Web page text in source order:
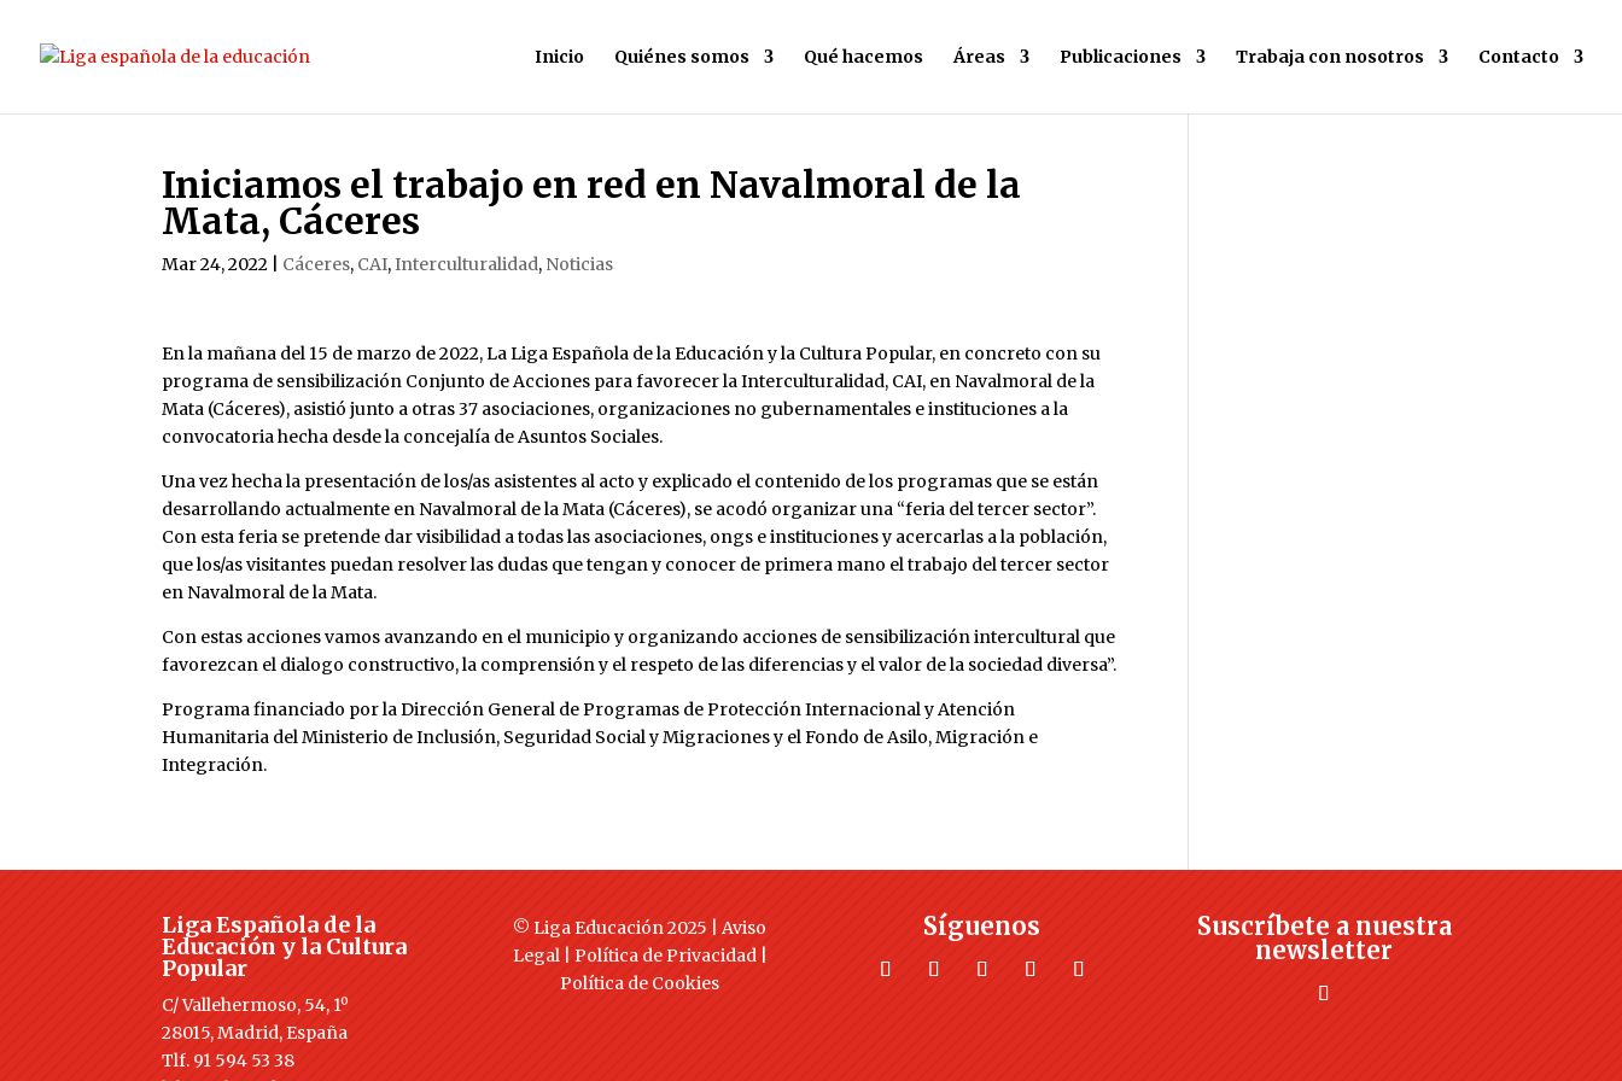
Inicio Quiénes somos Qué hacemos Áreas Publicaciones Trabaja con nosotros Contacto
Iniciamos el trabajo en red en Navalmoral de la
Mata, Cáceres
Mar 24, 2022 Cáceres, CAI,Interculturalidad, Noticias
En la mañana del 15 de marzo de 2022, La Liga Española de la Educación y la Cultura Popular, en concreto con su
programa de sensibilización Conjunto de Acciones para favorecer la Interculturalidad, CAI, en Navalmoral de la
Mata (Cáceres), asistió junto a otras 37 asociaciones, organizaciones no gubernamentales e instituciones a la
convocatoria hecha desde la concejalía de Asuntos Sociales.
Una vez hecha la presentación de los/as asistentes al acto y explicado el contenido de los programas que se están
desarrollando actualmente en Navalmoral de la Mata (Cáceres), se acodó organizar una “feria del tercer sector”.
Con esta feria se pretende dar visibilidad a todas las asociaciones, ongs e instituciones y acercarlas a la población,
que los/as visitantes puedan resolver las dudas que tengan y conocer de primera mano el trabajo del tercer sector
en Navalmoral de la Mata.
Con estas acciones vamos avanzando en el municipio y organizando acciones de sensibilización intercultural que
favorezcan el dialogo constructivo, la comprensión y el respeto de las diferencias y el valor de la sociedad diversa”.
Programa financiado por la Dirección General de Programas de Protección Internacional y Atención
Humanitaria del Ministerio de Inclusión, Seguridad Social y Migraciones y el Fondo de Asilo, Migración e
Integración.
Liga Española de la
Educación y la Cultura
Popular
C/ Vallehermoso, 54, 1º
28015, Madrid, España
Tlf. 91 594 53 38
© Liga Educación 2025 |Aviso
Legal| Política de Privacidad|
Política de Cookies
Síguenos
Suscríbete a nuestra
newsletter